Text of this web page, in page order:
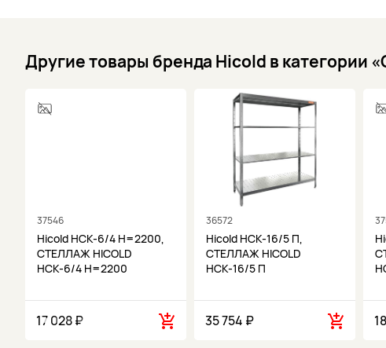
Другие товары бренда Hicold в категории
37546
Hicold НСК-6/4 H=2200,
СТЕЛЛАЖ HICOLD
НСК-6/4 H=2200
17 028 ₽
36572
Hicold НСК-16/5 П,
СТЕЛЛАЖ HICOLD
НСК-16/5 П
35 754 ₽